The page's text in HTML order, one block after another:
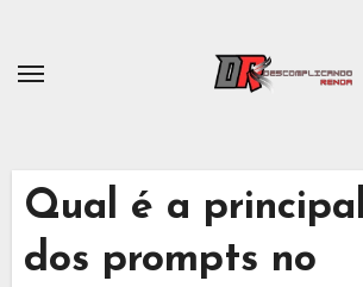
content
Qual é a
dos prompts no